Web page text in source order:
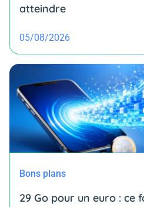
atteindre
05/08/2026
Bons plans
29 Go pour un euro : ce